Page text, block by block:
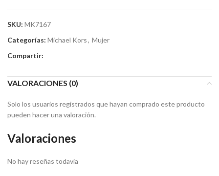
SKU: MK7167
Categorías: Michael Kors, Mujer
Compartir:
VALORACIONES (0)
Valoraciones
No hay reseñas todavía
Solo los usuarios registrados que hayan comprado este producto
pueden hacer una valoración.